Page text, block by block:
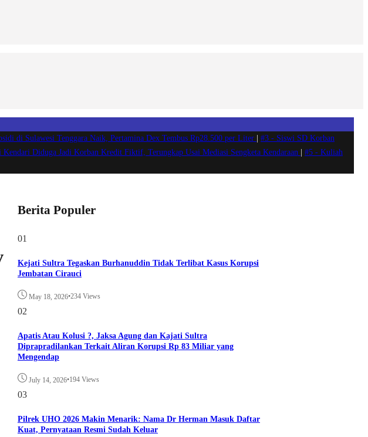
di Sulawesi Tenggara Naik, Pertamina Dex Tembus Rp28.500 per Liter #3 - Siswi SD Korban
Kendari Diduga Jadi Korban Kredit Fiktif, Terungkap Usai Mediasi Sengketa Kendaraan #5 - Kuliah
Berita Populer
01
Kejati Sultra Tegaskan Burhanuddin Tidak Terlibat Kasus Korupsi
Jembatan Cirauci
May 18, 2026•234 Views
02
Apatis Atau Kolusi ?, Jaksa Agung dan Kajati Sultra
Diprapradilankan Terkait Aliran Korupsi Rp 83 Miliar yang
Mengendap
July 14, 2026•194 Views
03
Pilrek UHO 2026 Makin Menarik: Nama Dr Herman Masuk Daftar
Kuat, Pernyataan Resmi Sudah Keluar